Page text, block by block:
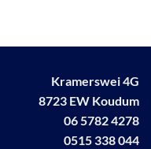
Kramerswei 4G
8723 EW Koudum
06 5782 4278
0515 338 044